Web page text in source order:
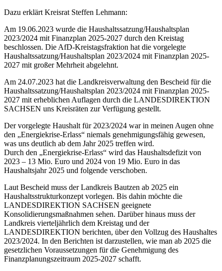
Dazu erklärt Kreisrat Steffen Lehmann:
Am 19.06.2023 wurde die Haushaltssatzung/Haushaltsplan
2023/2024 mit Finanzplan 2025-2027 durch den Kreistag
beschlossen. Die AfD-Kreistagsfraktion hat die vorgelegte
Haushaltssatzung/Haushaltsplan 2023/2024 mit Finanzplan 2025-
2027 mit großer Mehrheit abgelehnt.
Am 24.07.2023 hat die Landkreisverwaltung den Bescheid für die
Haushaltssatzung/Haushaltsplan 2023/2024 mit Finanzplan 2025-
2027 mit erheblichen Auflagen durch die LANDESDIREKTION
SACHSEN uns Kreisräten zur Verfügung gestellt.
Der vorgelegte Haushalt für 2023/2024 war in meinen Augen ohne
den „Energiekrise-Erlass“ niemals genehmigungsfähig gewesen,
was uns deutlich ab dem Jahr 2025 treffen wird.
Durch den „Energiekrise-Erlass“ wird das Haushaltsdefizit von
2023 – 13 Mio. Euro und 2024 von 19 Mio. Euro in das
Haushaltsjahr 2025 und folgende verschoben.
Laut Bescheid muss der Landkreis Bautzen ab 2025 ein
Haushaltsstrukturkonzept vorlegen. Bis dahin möchte die
LANDESDIREKTION SACHSEN geeignete
Konsolidierungsmaßnahmen sehen. Darüber hinaus muss der
Landkreis vierteljährlich dem Kreistag und der
LANDESDIREKTION berichten, über den Vollzug des Haushaltes
2023/2024. In den Berichten ist darzustellen, wie man ab 2025 die
gesetzlichen Voraussetzungen für die Genehmigung des
Finanzplanungszeitraum 2025-2027 schafft.